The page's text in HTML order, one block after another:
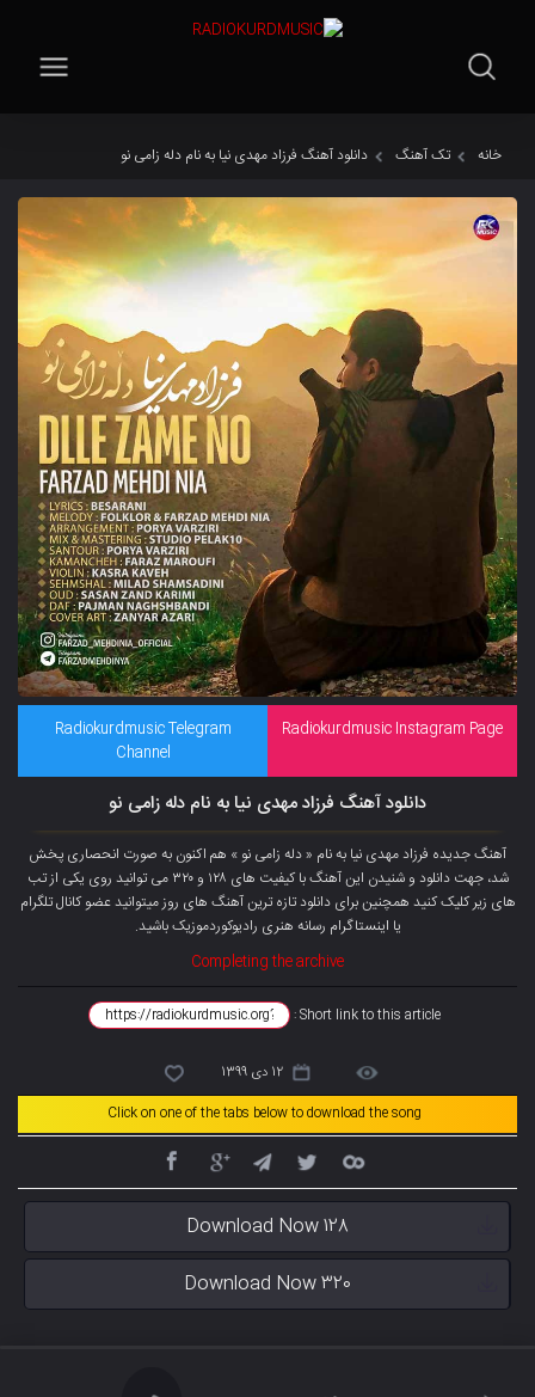
خانه تک آهنگ دانلود آهنگ فرزاد مهدی نیا به نام دله زامی نو
Radiokurdmusic Instagram Page
Radiokurdmusic Telegram
Channel
دانلود آهنگ فرزاد مهدی نیا به نام دله زامی نو
آهنگ جدیده فرزاد مهدی نیا به نام « دله زامی نو » هم اکنون به صورت انحصاری پخش
شد، جهت دانلود و شنیدن این آهنگ با کیفیت های ۱۲۸ و ۳۲۰ می توانید روی یکی از تب
های زیر کلیک کنید همچنین برای دانلود تازه ترین آهنگ های روز میتوانید عضو کانال تلگرام
یا اینستاگرام رسانه هنری رادیوکوردموزیک باشید.
Completing the archive
Short link to this article :
12 دی 1399
Click on one of the tabs below to download the song
Download Now 128
Download Now 320